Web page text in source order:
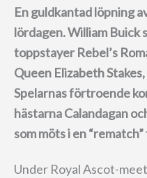
En guldkantad löpning
lördagen.William Buick
toppstayer Rebel’s
Queen Elizabeth
Spelarnas förtroende
hästarna Calandagan
som möts i en
Under Royal Ascot-